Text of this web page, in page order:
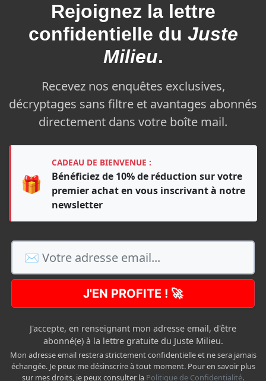
Rejoignez la lettre
confidentielle du Juste
Milieu.
Recevez nos enquêtes exclusives,
décryptages sans filtre et avantages abonnés
directement dans votre boîte mail.
🎁
CADEAU DE BIENVENUE :
Bénéficiez de 10% de réduction sur votre
premier achat en vous inscrivant à notre
newsletter
J'EN PROFITE ! 🚀
J'accepte, en renseignant mon adresse email, d'être
abonné(e) à la lettre gratuite du Juste Milieu.
Mon adresse email restera strictement confidentielle et ne sera jamais
échangée. Je peux me désinscrire à tout moment. Pour en savoir plus
sur mes droits, je peux consulter la Politique de Confidentialité.